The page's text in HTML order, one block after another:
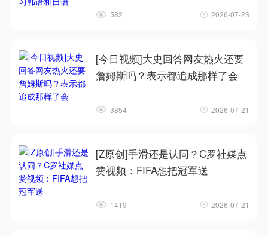
582 2026-07-23
[今日视频]大史回答网友热火还要
詹姆斯吗？表示都追成那样了会
3854 2026-07-21
[Z原创]手滑还是认同？C罗社媒点
赞视频：FIFA想把冠军送
1419 2026-07-21